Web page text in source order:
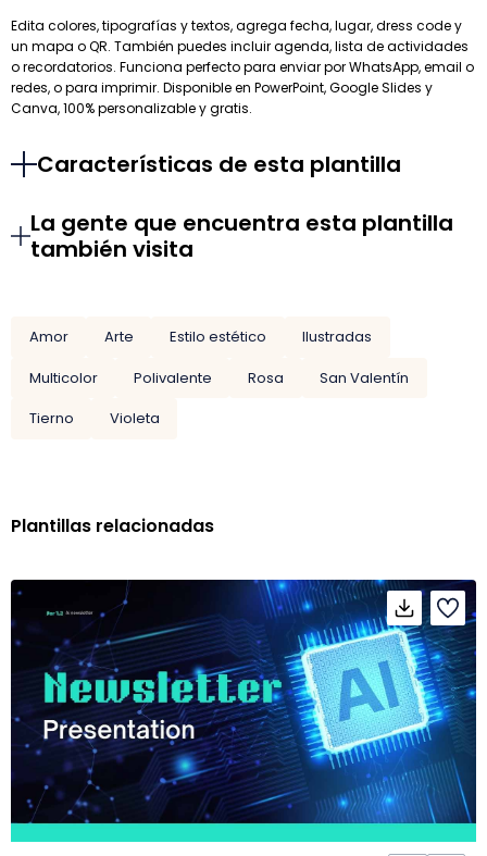
Edita colores, tipografías y textos, agrega fecha, lugar, dress code y
un mapa o QR. También puedes incluir agenda, lista de actividades
o recordatorios. Funciona perfecto para enviar por WhatsApp, email o
redes, o para imprimir. Disponible en PowerPoint, Google Slides y
Canva, 100% personalizable y gratis.
Características de esta plantilla
La gente que encuentra esta plantilla
también visita
Amor Arte Estilo estético
Ilustradas
Multicolor
Polivalente Rosa
San Valentín
Tierno
Violeta
Plantillas relacionadas